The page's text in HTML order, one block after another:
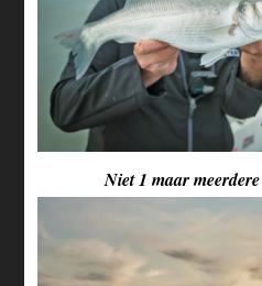
Niet 1 maar